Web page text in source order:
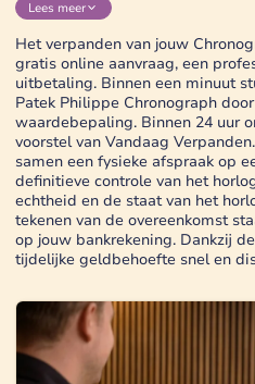
Lees meer
Het verpanden van jouw
gratis online aanvraag, een
uitbetaling. Binnen een minuut
Patek Philippe Chronograph
waardebepaling. Binnen 24 uur
voorstel van Vandaag
samen een fysieke afspraak op
definitieve controle van het
echtheid en de staat van het
tekenen van de overeenkomst
op jouw bankrekening. Dankzij
tijdelijke geldbehoefte snel en